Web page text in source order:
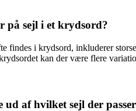
på sejl i et krydsord?
findes i krydsord, inkluderer
kan der være flere
af hvilket sejl der